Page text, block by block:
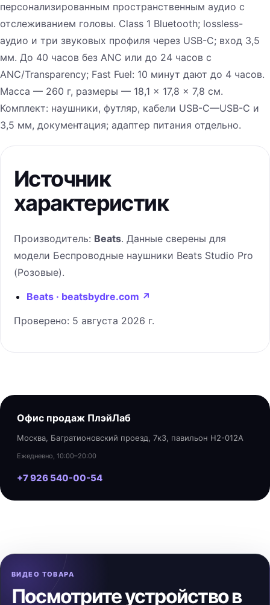
персонализированным пространственным аудио с
отслеживанием головы. Class 1 Bluetooth; lossless-
аудио и три звуковых профиля через USB-C; вход 3,5
мм. До 40 часов без ANC или до 24 часов с
ANC/Transparency; Fast Fuel: 10 минут дают до 4 часов.
Масса — 260 г, размеры — 18,1 × 17,8 × 7,8 см.
Комплект: наушники, футляр, кабели USB-C—USB-C и
3,5 мм, документация; адаптер питания отдельно.
Источник
характеристик
Производитель: Beats. Данные сверены для
модели Беспроводные наушники Beats Studio Pro
(Розовые).
Beats · beatsbydre.com ↗
Проверено: 5 августа 2026 г.
Офис продаж ПлэйЛаб
Москва, Багратионовский проезд, 7к3, павильон H2-012A
Ежедневно, 10:00–20:00
+7 926 540-00-54
ВИДЕО ТОВАРА
Посмотрите устройство в